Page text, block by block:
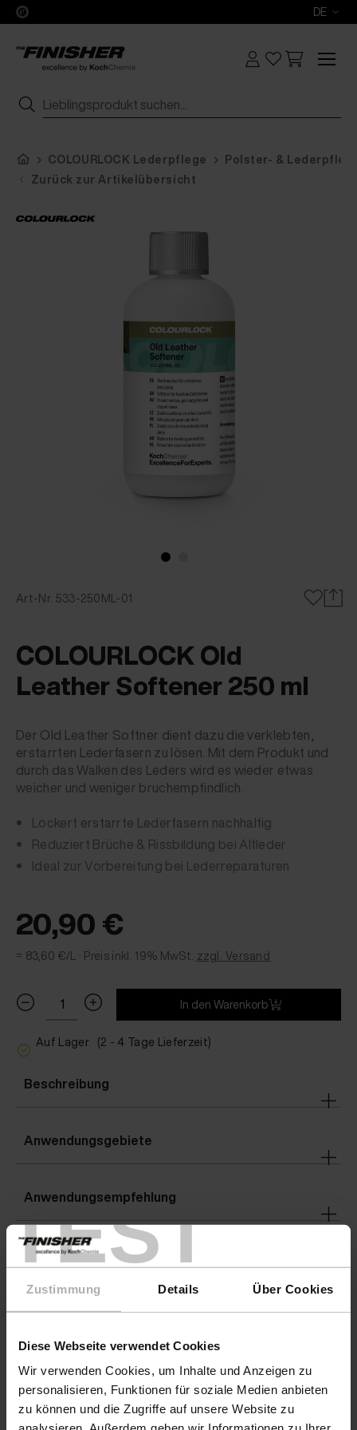
TEST
Zustimmung Details Über Cookies
Diese Webseite verwendet Cookies
Wir verwenden Cookies, um Inhalte und Anzeigen zu
personalisieren, Funktionen für soziale Medien anbieten
zu können und die Zugriffe auf unsere Website zu
DE
COLOURLOCK Lederpflege
Polster- &
Zurück zur Artikelübersicht
Art-Nr. 533-250ML-01
COLOURLOCK Old
Leather Softener 250 ml
Der Old Leather Softner dient dazu die verklebten,
erstarrten Lederfasern zu lösen. Mit dem Produkt und
durch das Walken des Leders wird es wieder etwas
weicher und weniger bruchempfindlich.
Lockert erstarrte Lederfasern nachhaltig
Reduziert Brüche & Rissbildung bei Altleder
Ideal zur Vorbereitung bei Lederreparaturen
20,90 €
= 83,60 €/L · Preis inkl. 19% MwSt. zzgl. Versand
In den Warenkorb
Auf Lager (2 - 4 Tage Lieferzeit)
Beschreibung
Anwendungsgebiete
Anwendungsempfehlung
Warnhinweise
Details
Gefahrenhinweise GEFAHR